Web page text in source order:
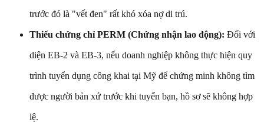
trước đó là "vết đen" rất khó xóa nợ di trú.
Thiếu chứng chỉ PERM (Chứng nhận lao động): Đối với
diện EB-2 và EB-3, nếu doanh nghiệp không thực hiện quy
trình tuyển dụng công khai tại Mỹ để chứng minh không tìm
được người bản xứ trước khi tuyển bạn, hồ sơ sẽ không hợp
lệ.